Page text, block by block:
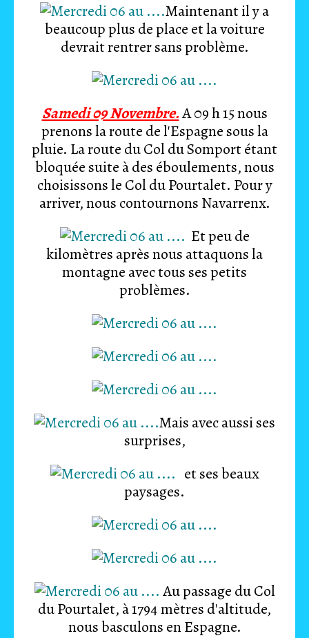
Maintenant il y a
beaucoup plus de place et la voiture
devrait rentrer sans problème.
Samedi 09 Novembre.A 09 h 15 nous
prenons la route de l'Espagne sous la
pluie. La route du Col du Somport étant
bloquée suite à des éboulements, nous
choisissons le Col du Pourtalet. Pour y
arriver, nous contournons Navarrenx.
Et peu de
kilomètres après nous attaquons la
montagne avec tous ses petits
problèmes.
Mais avec aussi ses
surprises,
et ses beaux
paysages.
Au passage du Col
du Pourtalet, à 1794 mètres d'altitude,
nous basculons en Espagne.